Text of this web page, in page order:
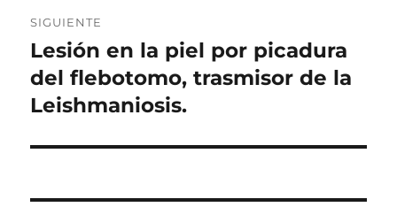
SIGUIENTE
Entrada
siguiente:
Lesión en la piel por picadura
del flebotomo, trasmisor de la
Leishmaniosis.